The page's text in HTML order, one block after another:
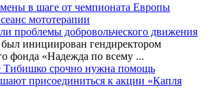
в шаге от чемпионата Европы
мототерапии
проблемы добровольческого движения
инициирован гендиректором
фонда «Надежда по всему ...
Тибишко срочно нужна помощь
присоединиться к акции «Капля